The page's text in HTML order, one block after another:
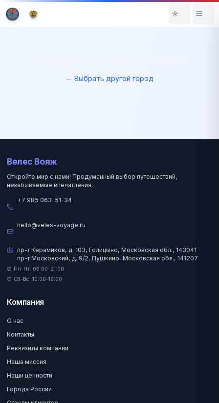
← Выбрать другой город
Велес Вояж
Откройте мир с нами! Продуманный выбор путешествий,
незабываемые впечатления.
+7 985 063-51-34
hello@veles-voyage.ru
пр-т Керамиков, д. 103, Голицыно, Московская обл., 143041
пр-т Московский, д. 9/2, Пушкино, Московская обл., 141207
⏰ Пн–Пт: 09:00–21:00
⏰ Сб–Вс: 10:00–16:00
Компания
О нас
Контакты
Реквизиты компании
Наша миссия
Наши ценности
Города России